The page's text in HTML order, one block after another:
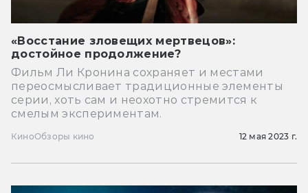
«Восстание зловещих мертвецов»:
достойное продолжение?
Фильм Ли Кронина сохраняет и местами
переосмысливает традиционные элементы
серии, хоть сам и неохотно стремится к
смелым экспериментам.
КиноОбзоры кино 12 мая 2023 г.